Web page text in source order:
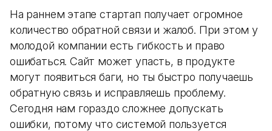
На раннем этапе стартап получает огромное
количество обратной связи и жалоб. При этом у
молодой компании есть гибкость и право
ошибаться. Сайт может упасть, в продукте
могут появиться баги, но ты быстро получаешь
обратную связь и исправляешь проблему.
Сегодня нам гораздо сложнее допускать
ошибки, потому что системой пользуется